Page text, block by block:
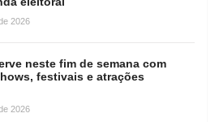
2026
neste fim de semana com
festivais e atrações
2026